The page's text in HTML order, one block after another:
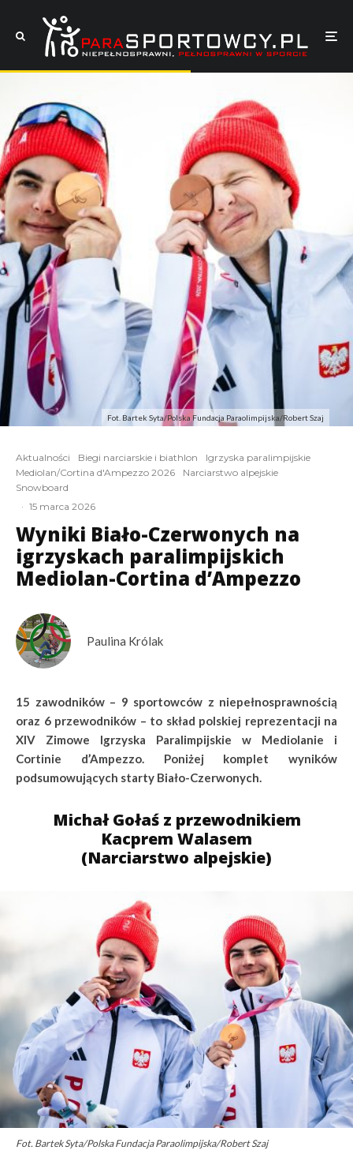
Fot. Bartek Syta/Polska Fundacja Paraolimpijska/Robert Szaj
Aktualności Biegi narciarskie i biathlon
Igrzyska paralimpijskie
Mediolan/Cortina d'Ampezzo 2026
Narciarstwo alpejskie
Snowboard
· 15 marca 2026
Wyniki Biało-Czerwonych na
igrzyskach paralimpijskich
Mediolan-Cortina d’Ampezzo
Paulina Królak
15 zawodników – 9 sportowców z niepełnosprawnością
oraz 6 przewodników – to skład polskiej reprezentacji na
XIV Zimowe Igrzyska Paralimpijskie w Mediolanie i
Cortinie d’Ampezzo. Poniżej komplet wyników
podsumowujących starty Biało-Czerwonych.
Michał Gołaś z przewodnikiem
Kacprem Walasem
(Narciarstwo alpejskie)
Fot. Bartek Syta/Polska Fundacja Paraolimpijska/Robert Szaj